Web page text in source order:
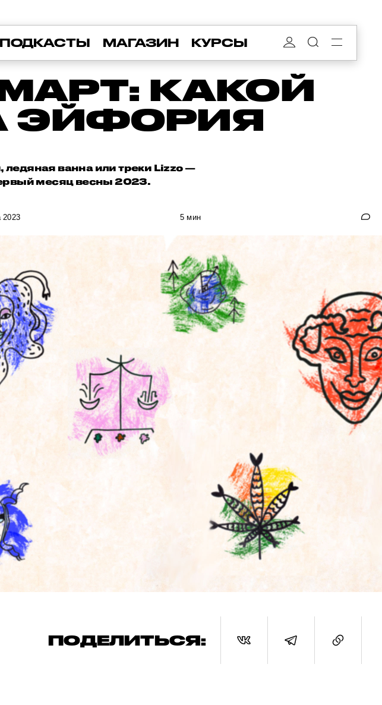
ПОДКАСТЫ МАГАЗИН КУРСЫ
КАКОЙ
ЭЙФОРИЯ
ванна или треки Lizzo —
месяц весны 2023.
2023 5 мин
ПОДЕЛИТЬСЯ: